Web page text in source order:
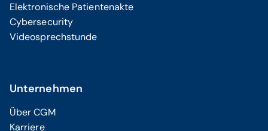
Elektronische Patientenakte
Cybersecurity
Videosprechstunde
Unternehmen
Über CGM
Karriere